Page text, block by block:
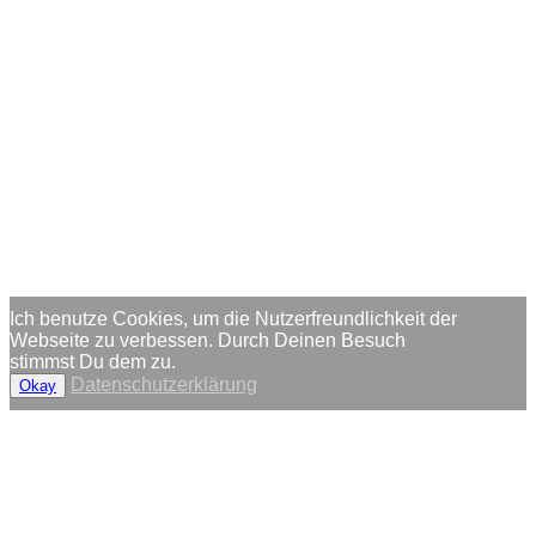
Ich benutze Cookies, um die Nutzerfreundlichkeit der
Webseite zu verbessen. Durch Deinen Besuch
stimmst Du dem zu.
Okay Datenschutzerklärung